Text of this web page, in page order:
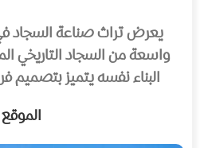
يعرض تراث صناعة السجاد
واسعة من السجاد التاريخي
البناء نفسه يتميز بتصميم
الموقع